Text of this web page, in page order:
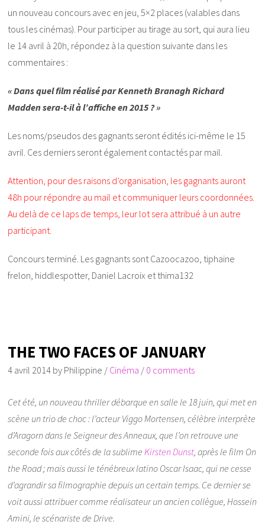
un nouveau concours avec en jeu, 5×2 places (valables dans
tous les cinémas). Pour participer au tirage au sort, qui aura lieu
le 14 avril à 20h, répondez à la question suivante dans les
commentaires :
« Dans quel film réalisé par Kenneth Branagh Richard
Madden sera-t-il à l’affiche en 2015 ? »
Les noms/pseudos des gagnants seront édités ici-même le 15
avril. Ces derniers seront également contactés par mail.
Attention, pour des raisons d’organisation, les gagnants auront
48h pour répondre au mail et communiquer leurs coordonnées.
Au delà de ce laps de temps, leur lot sera attribué à un autre
participant.
Concours terminé. Les gagnants sont Cazoocazoo, tiphaine
frelon, hiddlespotter, Daniel Lacroix et thima132
THE TWO FACES OF JANUARY
4 avril 2014 by Philippine / Cinéma / 0 comments
Cet été, un nouveau thriller débarque en salle le 18 juin, qui met en
scène un trio de choc : l’acteur Viggo Mortensen, célèbre interprète
d’Aragorn dans le Seigneur des Anneaux, que l’on retrouve une
seconde fois aux côtés de la sublimeKirsten Dunst, après le film On
the Road ; mais aussi le ténébreux latino Oscar Isaac, qui ne cesse
d’agrandir sa filmographie depuis un certain temps. Ce dernier se
voit aussi attribuer comme réalisateur un ancien collègue, Hossein
Amini, le scénariste de Drive.